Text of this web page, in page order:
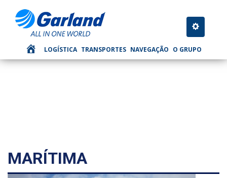
Toggle
LOGÍSTICA TRANSPORTES NAVEGAÇÃO O GRUPO
TRANSPORTE
MARÍTIMA